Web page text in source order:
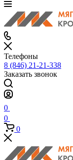
Телефоны
8 (846) 21-21-338
Заказать звонок
0
0
0